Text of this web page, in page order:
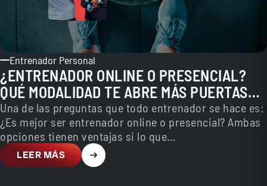
Entrenador Personal
¿ENTRENADOR ONLINE O PRESENCIAL?
QUÉ MODALIDAD TE ABRE MÁS PUERTAS
EN EL MERCADO LABORAL
Una de las preguntas que todo entrenador se hace es:
¿Es mejor ser entrenador online o presencial? Ambas
opciones tienen ventajas si lo que…
LEER MÁS